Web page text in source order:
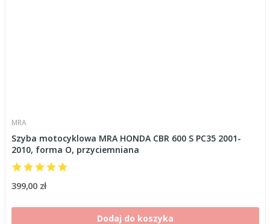
MRA
Szyba motocyklowa MRA HONDA CBR 600 S PC35 2001-
2010, forma O, przyciemniana
399,00 zł
Dodaj do koszyka